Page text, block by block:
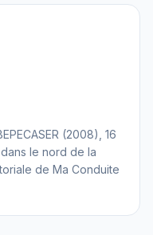
(2008), 16
le nord de la
de Ma Conduite